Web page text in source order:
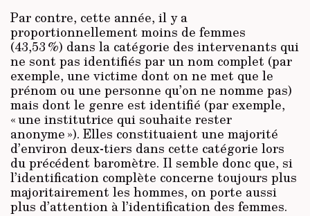
Par contre, cette année, il y a
proportionnellement moins de femmes
(43,53 %) dans la catégorie des intervenants qui
ne sont pas identifiés par un nom complet (par
exemple, une victime dont on ne met que le
prénom ou une personne qu’on ne nomme pas)
mais dont le genre est identifié (par exemple,
« une institutrice qui souhaite rester
anonyme »). Elles constituaient une majorité
d’environ deux-tiers dans cette catégorie lors
du précédent baromètre. Il semble donc que, si
l’identification complète concerne toujours plus
majoritairement les hommes, on porte aussi
plus d’attention à l’identification des femmes.